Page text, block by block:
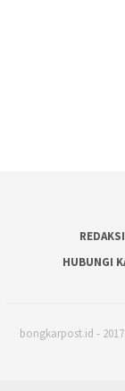
REDAKSI
HUBUNGI
bongkarpost.id -